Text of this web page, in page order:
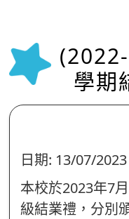
學期
日期: 13/07/2023
本校於2023年7
級結業禮，分別